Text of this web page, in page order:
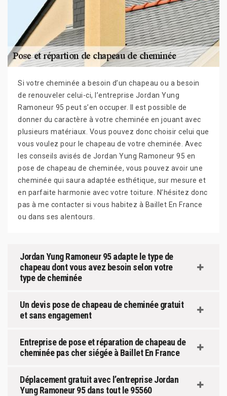
Si votre cheminée a besoin d’un chapeau ou a besoin
de renouveler celui-ci, l’entreprise Jordan Yung
Ramoneur 95 peut s’en occuper. Il est possible de
donner du caractère à votre cheminée en jouant avec
plusieurs matériaux. Vous pouvez donc choisir celui que
vous voulez pour le chapeau de votre cheminée. Avec
les conseils avisés de Jordan Yung Ramoneur 95 en
pose de chapeau de cheminée, vous pouvez avoir une
cheminée qui saura adaptée esthétique, sur mesure et
en parfaite harmonie avec votre toiture. N’hésitez donc
pas à me contacter si vous habitez à Baillet En France
ou dans ses alentours.
Jordan Yung Ramoneur 95 adapte le type de
chapeau dont vous avez besoin selon votre
type de cheminée
Un devis pose de chapeau de cheminée gratuit
et sans engagement
Entreprise de pose et réparation de chapeau de
cheminée pas cher siégée à Baillet En France
Déplacement gratuit avec l’entreprise Jordan
Yung Ramoneur 95 dans tout le 95560